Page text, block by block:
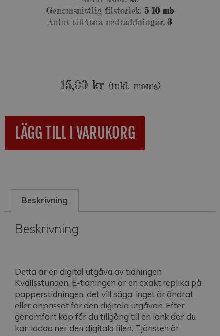
Genomsnittlig filstorlek: 5-10 mb
Antal tillåtna nedladdningar: 3
15,00 kr (inkl. moms)
LÄGG TILL I VARUKORG
i
Beskrivning
Beskrivning
Detta är en digital utgåva av tidningen
Kvällsstunden. E-tidningen är en exakt replika på
papperstidningen, det vill säga: inget är ändrat
eller anpassat för den digitala utgåvan. Efter
genomfört köp får du tillgång till en länk där du
kan ladda ner den digitala filen. Tjänsten är